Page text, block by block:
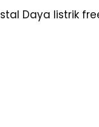
Daya listrik